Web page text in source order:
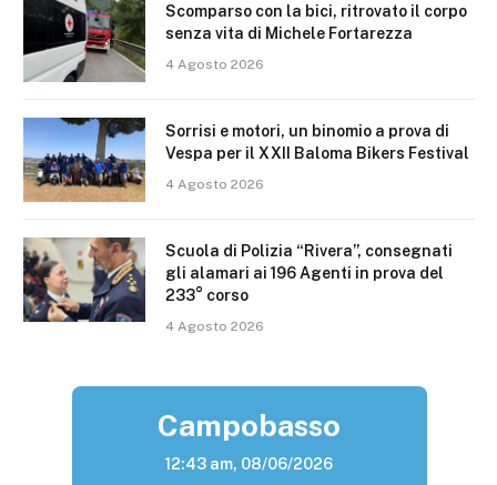
Scomparso con la bici, ritrovato il corpo
senza vita di Michele Fortarezza
4 Agosto 2026
Sorrisi e motori, un binomio a prova di
Vespa per il XXII Baloma Bikers Festival
4 Agosto 2026
Scuola di Polizia “Rivera”, consegnati
gli alamari ai 196 Agenti in prova del
233° corso
4 Agosto 2026
Campobasso
12:43 am, 08/06/2026